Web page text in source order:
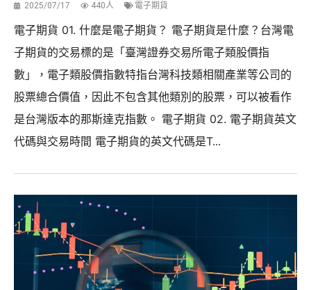
2025/07/17 440人 電子期貨
電子期貨 01. 什麼是電子期貨？ 電子期貨是什麼？台灣電
子期貨的交易標的是「臺灣證券交易所電子類股價指
數」，電子類股價指數特指台灣科技類相關產業等公司的
股票總合價值，因此不包含其他類別的股票，可以被看作
是台灣版本的那斯達克指數。 電子期貨 02. 電子期貨英文
代碼與交易時間 電子期貨的英文代碼是T...